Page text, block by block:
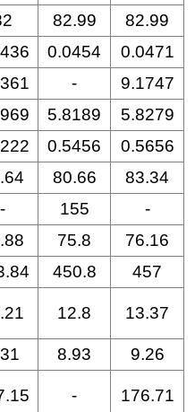
82.99
82.99
0.0454
0.0471
-
9.1747
5.8189
5.8279
0.5456
0.5656
80.66
83.34
- 155
-
75.8
76.16
450.8
457
12.8 13.37
8.93
9.26
- 176.71